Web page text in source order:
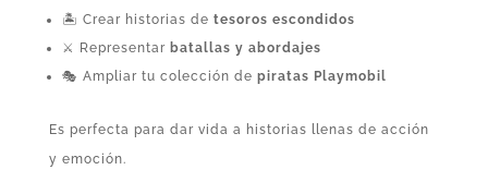
🏝️ Crear historias de tesoros escondidos
⚔️ Representar batallas y abordajes
🎭 Ampliar tu colección de piratas Playmobil
Es perfecta para dar vida a historias llenas de acción
y emoción.